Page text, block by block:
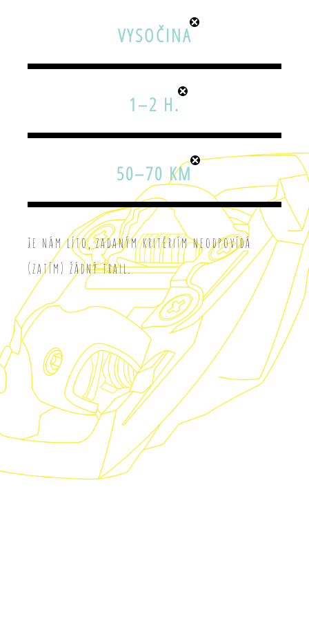
VYSOČINA
1–2 H.
50–70 KM
Je nám líto, zadaným kritériím neodpovídá
(zatím) žádný trail.